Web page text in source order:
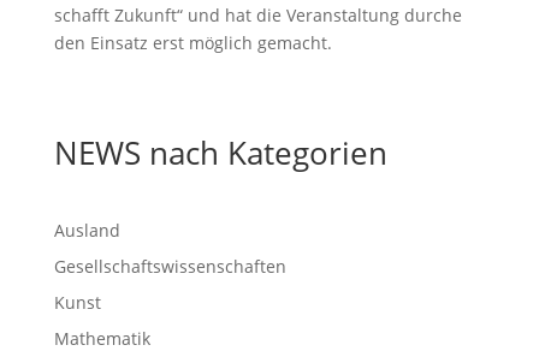
schafft Zukunft“ und hat die Veranstaltung durche
den Einsatz erst möglich gemacht.
NEWS nach Kategorien
Ausland
Gesellschaftswissenschaften
Kunst
Mathematik